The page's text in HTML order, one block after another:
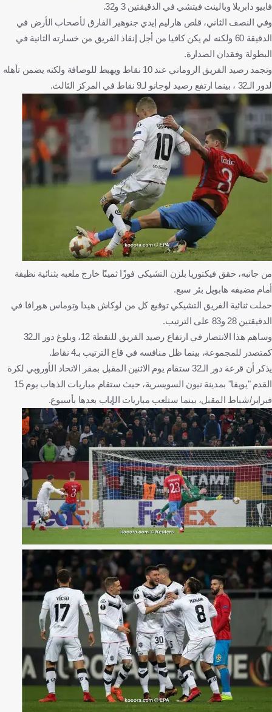
فابيو دابريلا وبالينت فيتشي في الدقيقتين 3 و32.
وفي النصف الثاني، قلص هارليم إيدي جنوهير الفارق لأصحاب الأرض في
الدقيقة 60 ولكنه لم يكن كافيا من أجل إنقاذ الفريق من خسارته الثانية في
البطولة وفقدان الصدارة.
وتجمد رصيد الفريق الروماني عند 10 نقاط ويهبط للوصافة ولكنه يضمن تأهله
لدور الـ32 ، بينما ارتفع رصيد لوجانو لـ9 نقاط في المركز الثالث.
من جانبه، حقق فيكتوريا بلزن التشيكي فوزًا ثمينًا خارج ملعبه بثنائية نظيفة
أمام مضيفه هابويل بئر سبع.
حملت ثنائية الفريق التشيكي توقيع كل من لوكاش هيدا وتوماس هورافا في
الدقيقتين 28 و83 على الترتيب.
وساهم هذا الانتصار في ارتفاع رصيد الفريق للنقطة 12، وبلوغ دور الـ32
كمتصدر للمجموعة، بينما ظل منافسه في قاع الترتيب بـ4 نقاط.
يذكر أن قرعة دور الـ32 ستقام يوم الاثنين المقبل بمقر الاتحاد الأوروبي لكرة
القدم "يويفا" بمدينة نيون السويسرية، حيث ستقام مباريات الذهاب يوم 15
فبراير/شباط المقبل، بينما ستلعب مباريات الإياب بعدها بأسبوع.